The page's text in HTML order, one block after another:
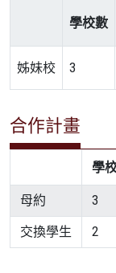
學校數
姊妹校 3
合作計畫
學
母約 3
交換學生 2